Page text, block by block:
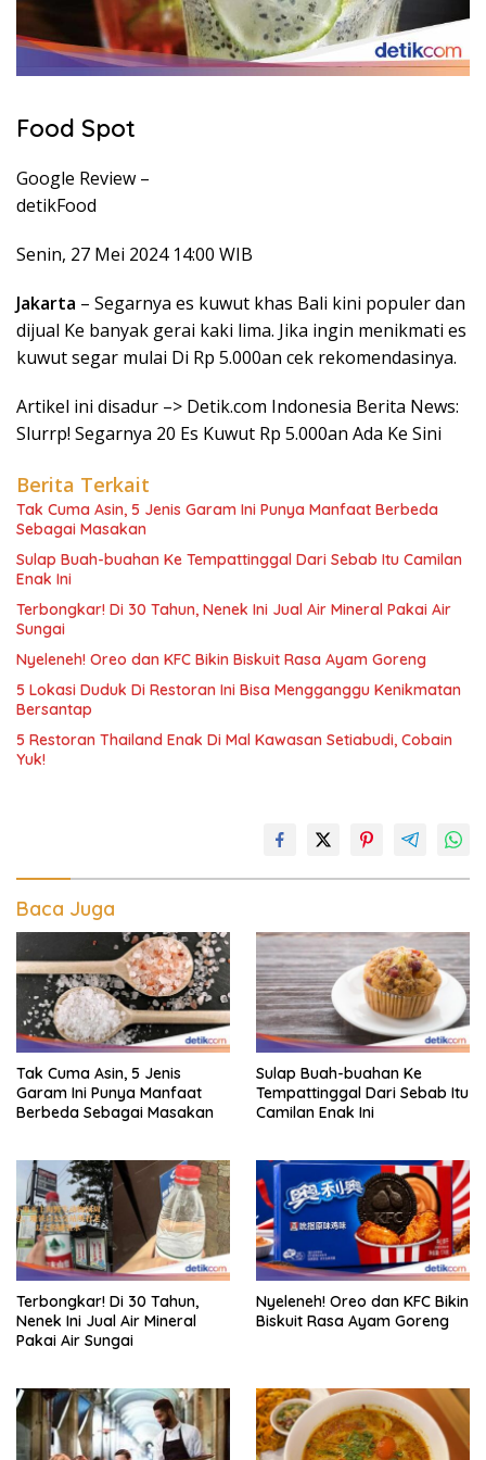
Food Spot
Google Review –
detikFood
Senin, 27 Mei 2024 14:00 WIB
Jakarta – Segarnya es kuwut khas Bali kini populer dan
dijual Ke banyak gerai kaki lima. Jika ingin menikmati es
kuwut segar mulai Di Rp 5.000an cek rekomendasinya.
Artikel ini disadur –> Detik.com Indonesia Berita News:
Slurrp! Segarnya 20 Es Kuwut Rp 5.000an Ada Ke Sini
Berita Terkait
Tak Cuma Asin, 5 Jenis Garam Ini Punya Manfaat Berbeda
Sebagai Masakan
Sulap Buah-buahan Ke Tempattinggal Dari Sebab Itu Camilan
Enak Ini
Terbongkar! Di 30 Tahun, Nenek Ini Jual Air Mineral Pakai Air
Sungai
Nyeleneh! Oreo dan KFC Bikin Biskuit Rasa Ayam Goreng
5 Lokasi Duduk Di Restoran Ini Bisa Mengganggu Kenikmatan
Bersantap
5 Restoran Thailand Enak Di Mal Kawasan Setiabudi, Cobain
Yuk!
Baca Juga
Tak Cuma Asin, 5 Jenis
Garam Ini Punya Manfaat
Berbeda Sebagai Masakan
Sulap Buah-buahan Ke
Tempattinggal Dari Sebab Itu
Camilan Enak Ini
Terbongkar! Di 30 Tahun,
Nenek Ini Jual Air Mineral
Pakai Air Sungai
Nyeleneh! Oreo dan KFC Bikin
Biskuit Rasa Ayam Goreng